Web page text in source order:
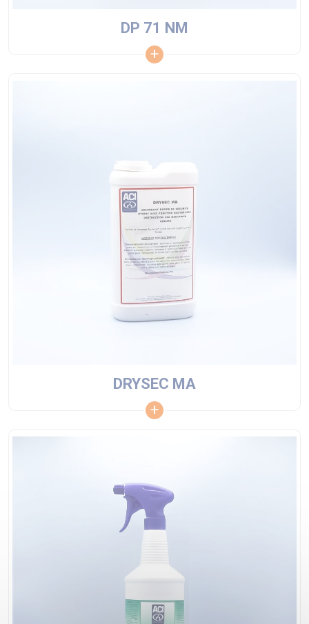
DP 71 NM
DRYSEC MA